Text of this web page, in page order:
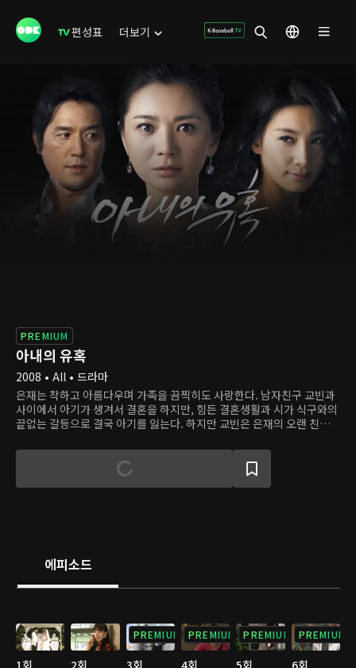
편성표 더보기
PREMIUM
아내의 유혹
2008 • All • 드라마
은재는 착하고 아름다우며 가족을 끔찍히도 사랑한다. 남자친구 교빈과
사이에서 아기가 생겨서 결혼을 하지만, 힘든 결혼생활과 시가 식구와의
끝없는 갈등으로 결국 아기를 잃는다. 하지만 교빈은 은재의 오랜 친구이
해 은재의 목숨을 위험에 빠뜨린다. 믿었던 사람들에게 모두 배신당하고
사고로 만신창이가 된 은재는 민현주 사장의 도움으로 목숨을 건지고 새
신분을 얻는다. 이제 민 사장의 딸 소희가 된 은재는 교빈과 애리, 교빈의
에피소드
PREMIUM PREMIUM PREMIUM PREMIUM